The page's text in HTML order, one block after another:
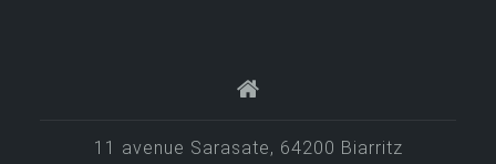
11 avenue Sarasate, 64200 Biarritz